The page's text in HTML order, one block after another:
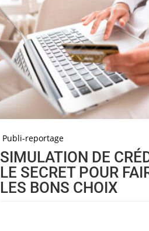
Publi-reportage
SIMULATION DE
LE SECRET POUR
LES BONS CHOIX